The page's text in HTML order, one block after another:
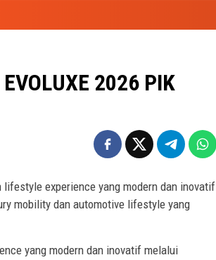
2026 PIK
experience yang modern dan inovatif
mobility dan automotive lifestyle yang
yang modern dan inovatif melalui